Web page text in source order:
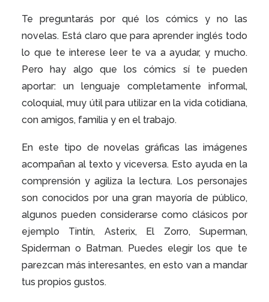
Te preguntarás por qué los cómics y no las
novelas. Está claro que para aprender inglés todo
lo que te interese leer te va a ayudar, y mucho.
Pero hay algo que los cómics sí te pueden
aportar: un lenguaje completamente informal,
coloquial, muy útil para utilizar en la vida cotidiana,
con amigos, familia y en el trabajo.
En este tipo de novelas gráficas las imágenes
acompañan al texto y viceversa. Esto ayuda en la
comprensión y agiliza la lectura. Los personajes
son conocidos por una gran mayoría de público,
algunos pueden considerarse como clásicos por
ejemplo Tintín, Asterix, El Zorro, Superman,
Spiderman o Batman. Puedes elegir los que te
parezcan más interesantes, en esto van a mandar
tus propios gustos.